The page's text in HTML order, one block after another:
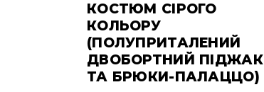
КОСТЮМ СІРОГО
КОЛЬОРУ
(ПОЛУПРИТАЛЕНИЙ
ДВОБОРТНИЙ ПІДЖАК
ТА БРЮКИ-ПАЛАЦЦО)